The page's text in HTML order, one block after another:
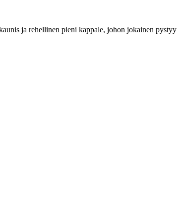
ja rehellinen pieni kappale, johon jokainen pystyy